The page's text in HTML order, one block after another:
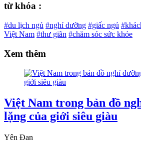
từ khóa :
#du lịch ngủ #nghỉ dưỡng #giấc ngủ
Việt Nam #thư giãn #chăm sóc sức khỏe
Xem thêm
Việt Nam trong bản đồ
lặng của giới siêu giàu
Yên Đan